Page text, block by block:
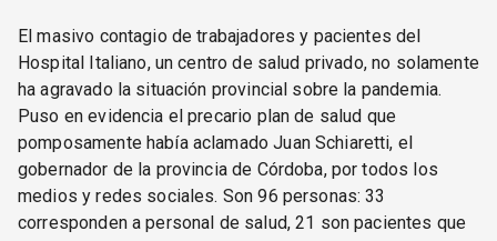
El masivo contagio de trabajadores y pacientes del
Hospital Italiano, un centro de salud privado, no solamente
ha agravado la situación provincial sobre la pandemia.
Puso en evidencia el precario plan de salud que
pomposamente había aclamado Juan Schiaretti, el
gobernador de la provincia de Córdoba, por todos los
medios y redes sociales. Son 96 personas: 33
corresponden a personal de salud, 21 son pacientes que